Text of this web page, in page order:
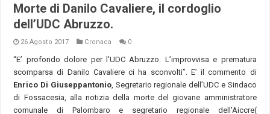
Morte di Danilo Cavaliere, il cordoglio
dell’UDC Abruzzo.
26 Agosto 2017 Cronaca 0
“E’ profondo dolore per l’UDC Abruzzo. L’improvvisa e prematura
scomparsa di Danilo Cavaliere ci ha sconvolti”. E’ il commento di
Enrico Di Giuseppantonio, Segretario regionale dell’UDC e Sindaco
di Fossacesia, alla notizia della morte del giovane amministratore
comunale di Palombaro e segretario regionale dell'Aiccre(